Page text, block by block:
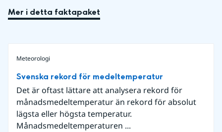
Mer i detta faktapaket
Meteorologi
Svenska rekord för medeltemperatur
Det är oftast lättare att analysera rekord för
månadsmedeltemperatur än rekord för absolut
lägsta eller högsta temperatur.
Månadsmedeltemperaturen ...